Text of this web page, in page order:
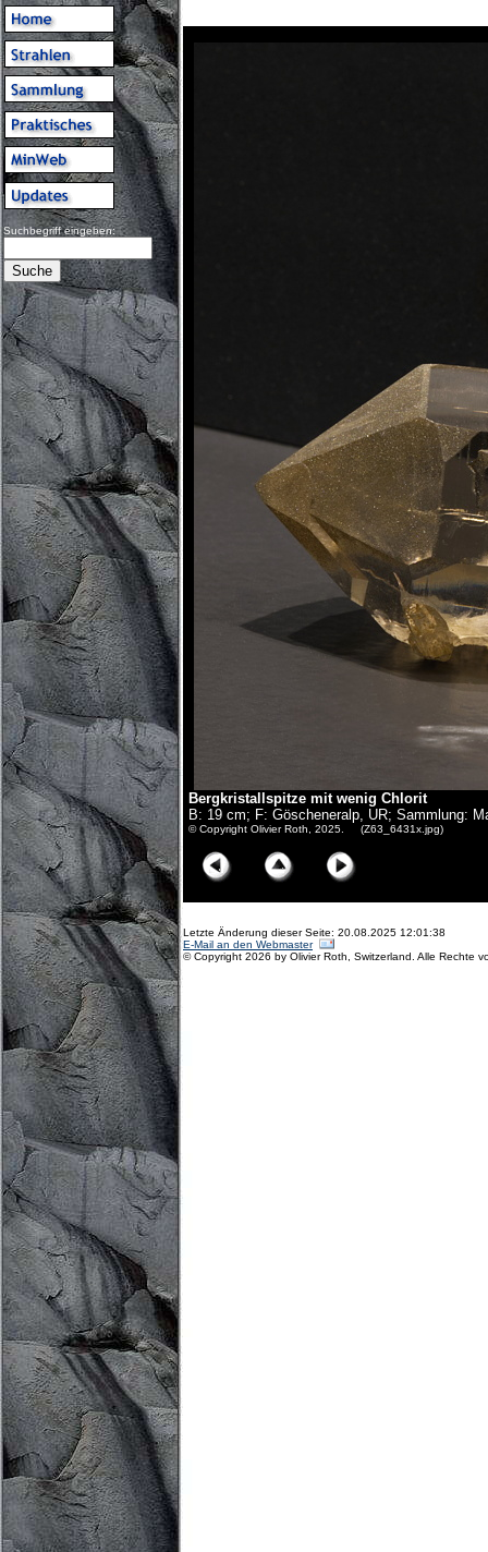
Suchbegriff eingeben:
Bergkristallspitze mit wenig Chlorit
B: 19 cm; F: Göscheneralp, UR; Sammlung:
© Copyright Olivier Roth, 2025. (Z63_6431x.jpg)
Letzte Änderung dieser Seite: 20.08.2025 12:01:38
E-Mail an den Webmaster
© Copyright 2026 by Olivier Roth, Switzerland. Alle Rechte